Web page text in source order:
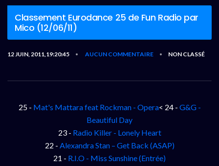
Classement Eurodance 25 de Fun Radio par
Mico (12/06/11)
12 JUIN, 2011,19:20:45 • AUCUN COMMENTAIRE • NON CLASSÉ
25 - Mat's Mattara feat Rockman - Opera< 24 - G&G -
Beautiful Day
23 - Radio Killer - Lonely Heart
22 - Alexandra Stan – Get Back (ASAP)
21 - R.I.O - Miss Sunshine (Entrée)